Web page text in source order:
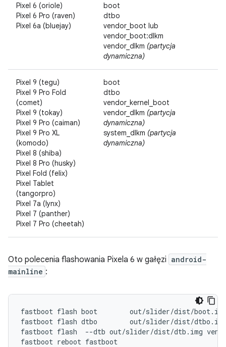
Pixel 6 (oriole)
Pixel 6 Pro (raven)
Pixel 6a (bluejay)
boot
dtbo
vendor_boot lub
vendor_boot:dlkm
vendor_dlkm (partycja
dynamiczna)
Pixel 9 (tegu)
Pixel 9 Pro Fold
(comet)
Pixel 9 (tokay)
Pixel 9 Pro (caiman)
Pixel 9 Pro XL
(komodo)
Pixel 8 (shiba)
Pixel 8 Pro (husky)
Pixel Fold (felix)
Pixel Tablet
(tangorpro)
Pixel 7a (lynx)
Pixel 7 (panther)
Pixel 7 Pro (cheetah)
boot
dtbo
vendor_kernel_boot
vendor_dlkm (partycja
dynamiczna)
system_dlkm (partycja
dynamiczna)
Oto polecenia flashowania Pixela 6 w gałęzi android-
mainline :
fastboot flash boot        out/slider/dist/
fastboot flash dtbo        out/slider/dist/
fastboot flash  --dtb out/slider/dist/dtb.img
fastboot reboot fastboot